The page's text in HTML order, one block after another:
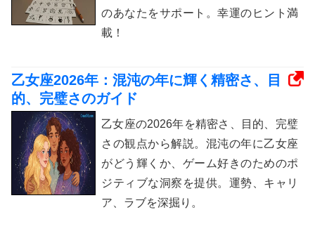
のあなたをサポート。幸運のヒント満
載！
乙女座2026年：混沌の年に輝く精密さ、目
的、完璧さのガイド
乙女座の2026年を精密さ、目的、完璧
さの観点から解説。混沌の年に乙女座
がどう輝くか、ゲーム好きのためのポ
ジティブな洞察を提供。運勢、キャリ
ア、ラブを深掘り。